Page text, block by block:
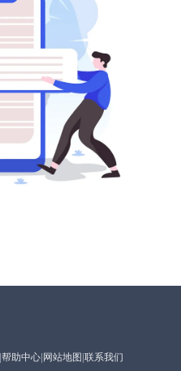
帮助中心 网站地图 联系我们